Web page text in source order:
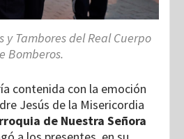
y Tambores del Real Cuerpo
Bomberos.
contenida con la emoción
Jesús de la Misericordia
de Nuestra Señora